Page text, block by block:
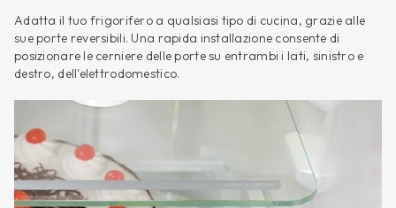
Adatta il tuo frigorifero a qualsiasi tipo di cucina, grazie alle
sue porte reversibili. Una rapida installazione consente di
posizionare le cerniere delle porte su entrambi i lati, sinistro e
destro, dell'elettrodomestico.